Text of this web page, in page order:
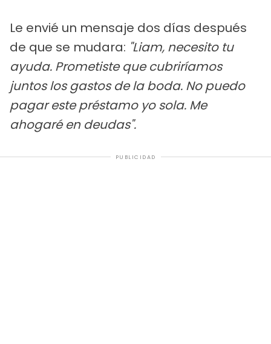
Le envié un mensaje dos días después
de que se mudara: "Liam, necesito tu
ayuda. Prometiste que cubriríamos
juntos los gastos de la boda. No puedo
pagar este préstamo yo sola. Me
ahogaré en deudas".
PUBLICIDAD